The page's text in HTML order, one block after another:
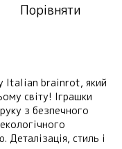
Порівняти
Italian brainrot, який
світу! Іграшки
з безпечного
стиль і